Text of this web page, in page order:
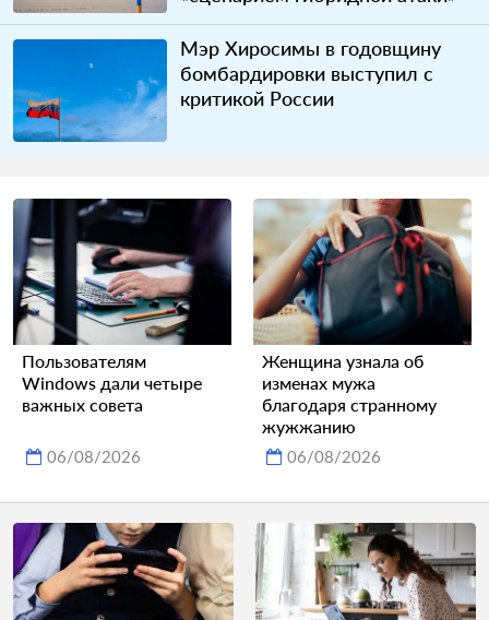
Мэр Хиросимы в годовщину
бомбардировки выступил с
критикой России
Пользователям
Windows дали четыре
важных совета
06/08/2026
Женщина узнала об
изменах мужа
благодаря странному
жужжанию
06/08/2026